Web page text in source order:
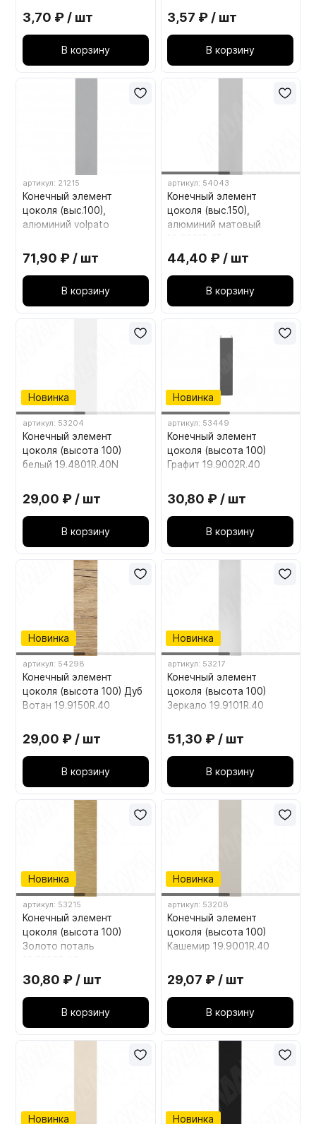
3,70 ₽ / шт
В корзину
3,57 ₽ / шт
В корзину
артикул: 21215
Конечный элемент
цоколя (выс.100),
алюминий volpato
71,90 ₽ / шт
В корзину
артикул: 54043
Конечный элемент
цоколя (выс.150),
алюминий матовый
44,40 ₽ / шт
В корзину
Новинка
артикул: 53204
Конечный элемент
цоколя (высота 100)
белый 19.4801R.40N
29,00 ₽ / шт
В корзину
Новинка
артикул: 53449
Конечный элемент
цоколя (высота 100)
Графит 19.9002R.40
30,80 ₽ / шт
В корзину
Новинка
артикул: 54298
Конечный элемент
цоколя (высота 100) Дуб
Вотан 19.9150R.40
29,00 ₽ / шт
В корзину
Новинка
артикул: 53217
Конечный элемент
цоколя (высота 100)
Зеркало 19.9101R.40
51,30 ₽ / шт
В корзину
Новинка
артикул: 53215
Конечный элемент
цоколя (высота 100)
Золото поталь
30,80 ₽ / шт
В корзину
Новинка
артикул: 53208
Конечный элемент
цоколя (высота 100)
Кашемир 19.9001R.40
29,07 ₽ / шт
В корзину
Новинка Новинка